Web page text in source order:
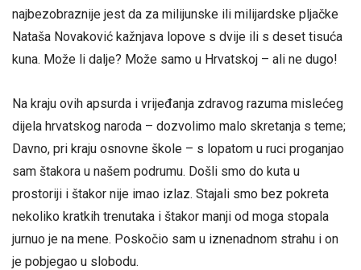
najbezobraznije jest da za milijunske ili milijardske pljačke
Nataša Novaković kažnjava lopove s dvije ili s deset tisuća
kuna. Može li dalje? Može samo u Hrvatskoj – ali ne dugo!
Na kraju ovih apsurda i vrijeđanja zdravog razuma mislećeg
dijela hrvatskog naroda – dozvolimo malo skretanja s teme;
Davno, pri kraju osnovne škole – s lopatom u ruci proganjao
sam štakora u našem podrumu. Došli smo do kuta u
prostoriji i štakor nije imao izlaz. Stajali smo bez pokreta
nekoliko kratkih trenutaka i štakor manji od moga stopala
jurnuo je na mene. Poskočio sam u iznenadnom strahu i on
je pobjegao u slobodu.